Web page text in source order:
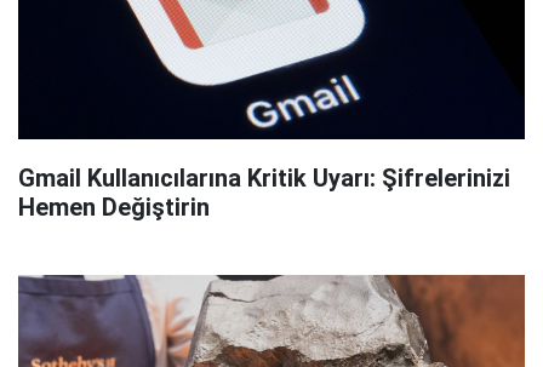
Gmail Kullanıcılarına Kritik Uyarı: Şifrelerinizi
Hemen Değiştirin